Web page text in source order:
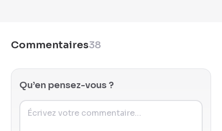
Commentaires38
Qu’en pensez-vous ?